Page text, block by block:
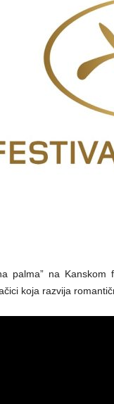
palma” na
koja razvija